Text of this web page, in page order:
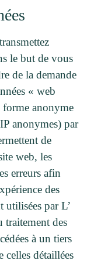
le but de vous
de la demande
« web
forme anonyme
anonymes) par
de
web, les
erreurs afin
des
utilisées par L’
des
à un tiers
celles détaillées